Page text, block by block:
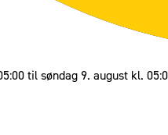
til søndag 9. august kl.